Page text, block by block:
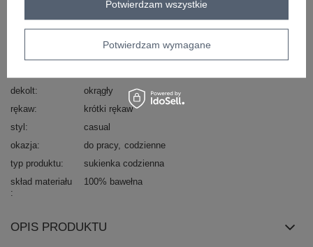
TW-SK-G-073.67
gładki
dekolt
okrągły
rękaw
krótki rękaw
styl
casual
okazja
do pracy codzienne
typ produktu
sukienka codzienna
skład materiału
100% bawełna
OPIS PRODUKTU
Potwierdzam wymagane
Potwierdzam wszystkie